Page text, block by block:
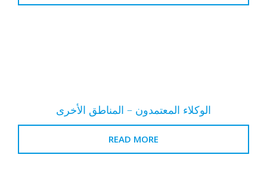
الوكلاء المعتمدون – المناطق الأخرى
READ MORE